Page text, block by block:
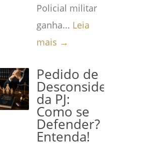
Policial militar
ganha... Leia
mais →
Pedido de
Desconsideração
da PJ:
Como se
Defender?
Entenda!